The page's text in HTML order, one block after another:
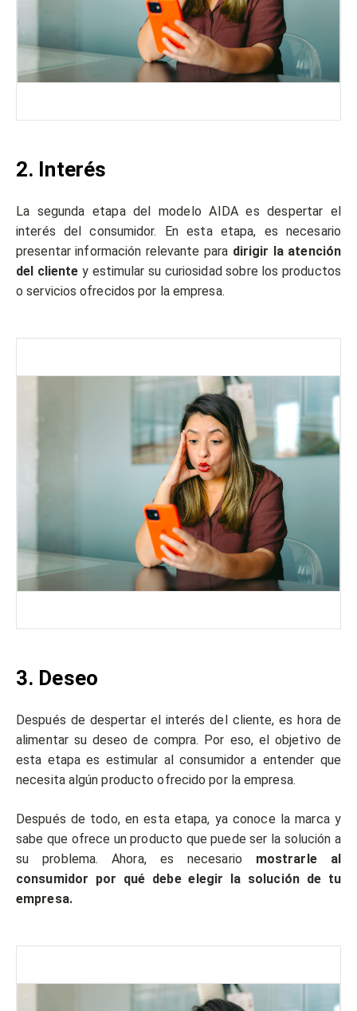
2. Interés
La segunda etapa del modelo AIDA es despertar el
interés del consumidor. En esta etapa, es necesario
presentar información relevante para dirigir la atención
del cliente y estimular su curiosidad sobre los productos
o servicios ofrecidos por la empresa.
3. Deseo
Después de despertar el interés del cliente, es hora de
alimentar su deseo de compra. Por eso, el objetivo de
esta etapa es estimular al consumidor a entender que
necesita algún producto ofrecido por la empresa.
Después de todo, en esta etapa, ya conoce la marca y
sabe que ofrece un producto que puede ser la solución a
su problema. Ahora, es necesario mostrarle al
consumidor por qué debe elegir la solución de tu
empresa.